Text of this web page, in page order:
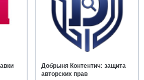
Добрыня Контентич: защита
авторских прав